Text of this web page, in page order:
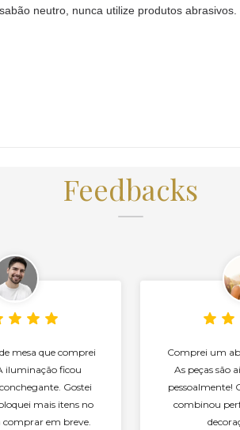
neutro, nunca utilize produtos abrasivos.
Feedbacks
mesa que comprei
iluminação ficou
Gostei
mais itens no
em breve.
Comprei um
As peças são
pessoalmente!
combinou